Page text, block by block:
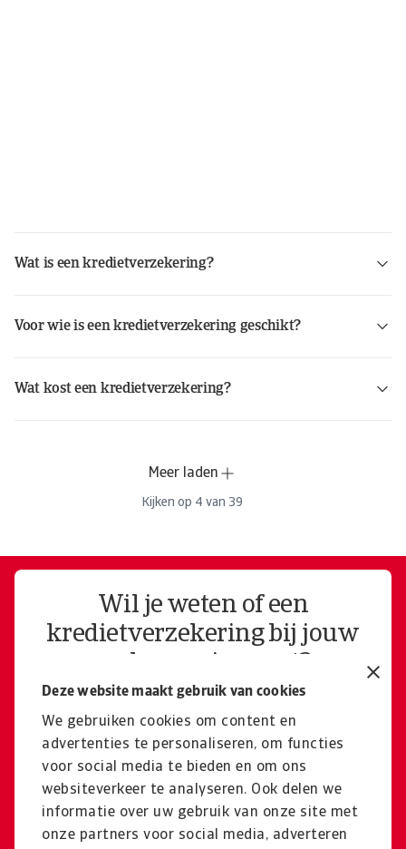
Deze website maakt gebruik van cookies
We gebruiken cookies om content en
advertenties te personaliseren, om functies
voor social media te bieden en om ons
websiteverkeer te analyseren. Ook delen we
informatie over uw gebruik van onze site met
onze partners voor social media, adverteren
Wat is een kredietverzekering?
Voor wie is een kredietverzekering geschikt?
Wat kost een kredietverzekering?
Meer laden
Kijken op 4 van 39
Wil je weten of een
kredietverzekering bij jouw
Bel mij terug
Ontvang een offerte op maat
Offerte op maat